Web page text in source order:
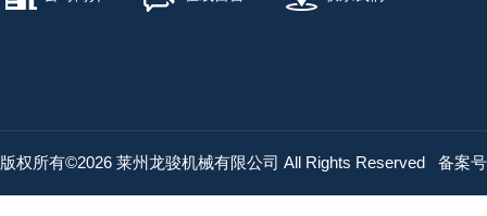
版权所有©2026 莱州龙骏机械有限公司 All Rights Reserved 备案